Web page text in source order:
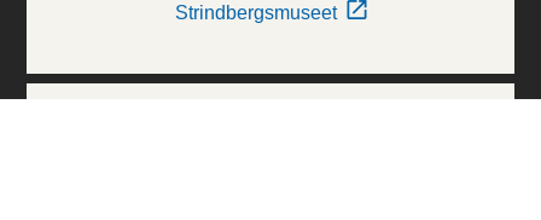
Strindbergsmuseet